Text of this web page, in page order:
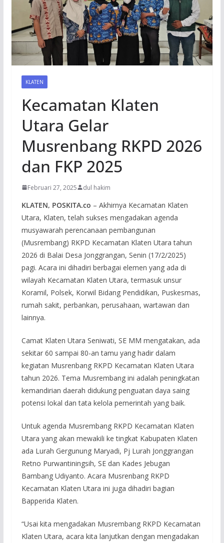
KLATEN
Kecamatan Klaten
Utara Gelar
Musrenbang RKPD 2026
dan FKP 2025
Februari 27, 2025 dul hakim
KLATEN, POSKITA.co – Akhirnya Kecamatan Klaten
Utara, Klaten, telah sukses mengadakan agenda
musyawarah perencanaan pembangunan
(Musrembang) RKPD Kecamatan Klaten Utara tahun
2026 di Balai Desa Jonggrangan, Senin (17/2/2025)
pagi. Acara ini dihadiri berbagai elemen yang ada di
wilayah Kecamatan Klaten Utara, termasuk unsur
Koramil, Polsek, Korwil Bidang Pendidikan, Puskesmas,
rumah sakit, perbankan, perusahaan, wartawan dan
lainnya.
Camat Klaten Utara Seniwati, SE MM mengatakan, ada
sekitar 60 sampai 80-an tamu yang hadir dalam
kegiatan Musrenbang RKPD Kecamatan Klaten Utara
tahun 2026. Tema Musrembang ini adalah peningkatan
kemandirian daerah didukung penguatan daya saing
potensi lokal dan tata kelola pemerintah yang baik.
Untuk agenda Musrembang RKPD Kecamatan Klaten
Utara yang akan mewakili ke tingkat Kabupaten Klaten
ada Lurah Gergunung Maryadi, Pj Lurah Jonggrangan
Retno Purwantiningsih, SE dan Kades Jebugan
Bambang Udiyanto. Acara Musrenbang RKPD
Kecamatan Klaten Utara ini juga dihadiri bagian
Bapperida Klaten.
“Usai kita mengadakan Musrembang RKPD Kecamatan
Klaten Utara, acara kita lanjutkan dengan mengadakan